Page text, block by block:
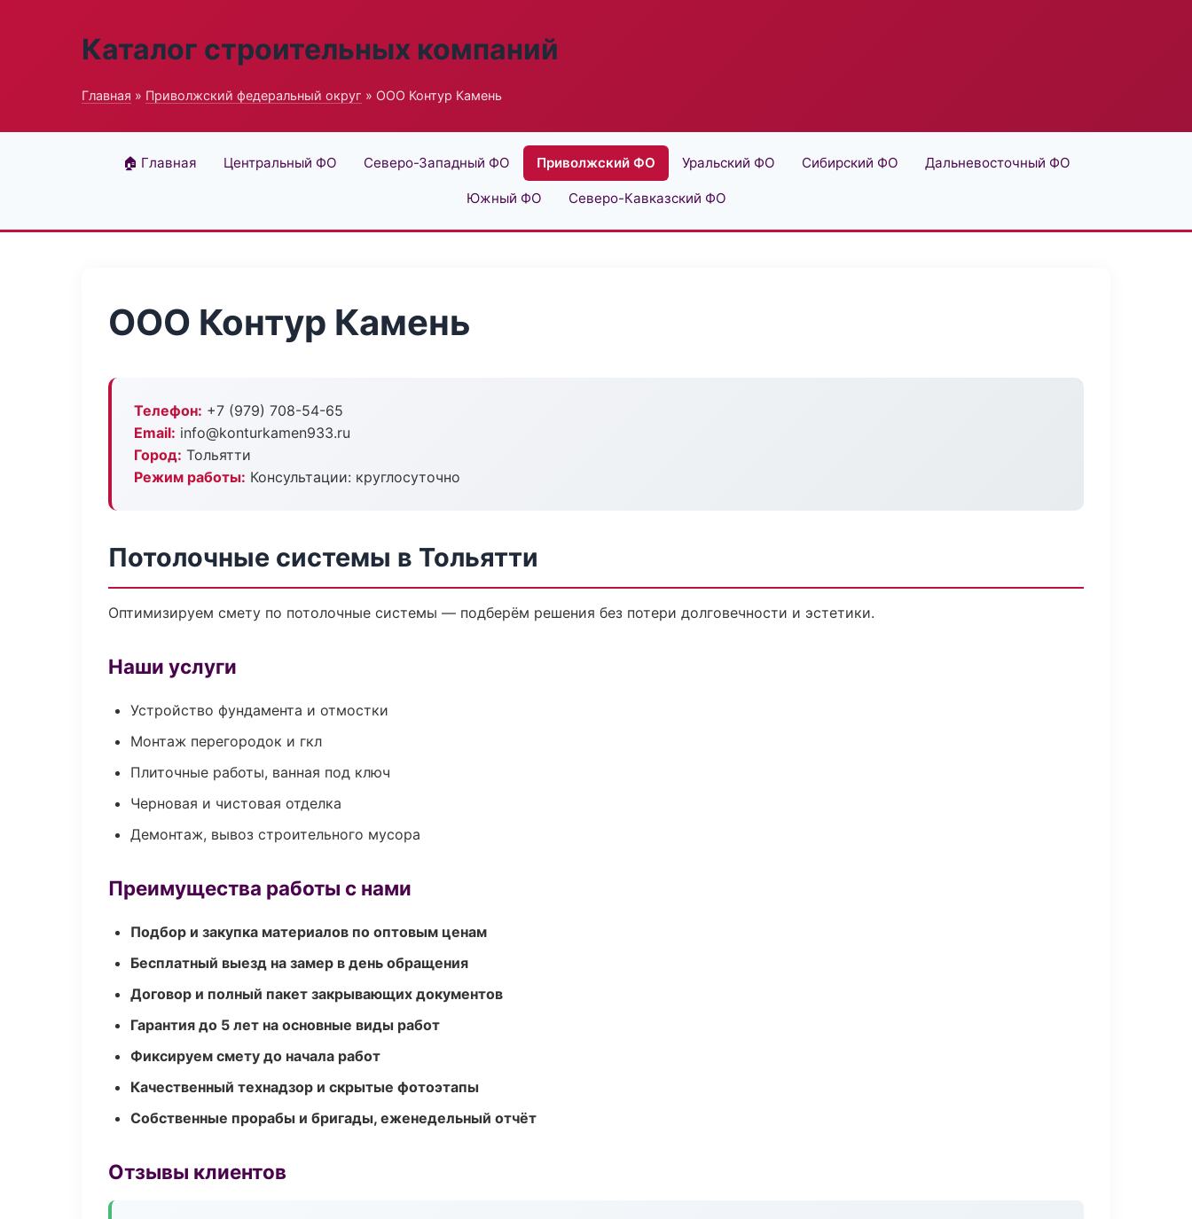
Каталог строительных компаний
Главная » Приволжский федеральный округ » ООО Контур Камень
🏠 Главная Центральный ФО Северо-Западный ФО Приволжский ФО Уральский ФО Сибирский ФО Дальневосточный ФО
Южный ФО Северо-Кавказский ФО
ООО Контур Камень
Телефон: +7 (979) 708-54-65
Email: info@konturkamen933.ru
Город: Тольятти
Режим работы: Консультации: круглосуточно
Потолочные системы в Тольятти
Оптимизируем смету по потолочные системы — подберём решения без потери долговечности и эстетики.
Наши услуги
Устройство фундамента и отмостки
Монтаж перегородок и гкл
Плиточные работы, ванная под ключ
Черновая и чистовая отделка
Демонтаж, вывоз строительного мусора
Преимущества работы с нами
Подбор и закупка материалов по оптовым ценам
Бесплатный выезд на замер в день обращения
Договор и полный пакет закрывающих документов
Гарантия до 5 лет на основные виды работ
Фиксируем смету до начала работ
Качественный технадзор и скрытые фотоэтапы
Собственные прорабы и бригады, еженедельный отчёт
Отзывы клиентов